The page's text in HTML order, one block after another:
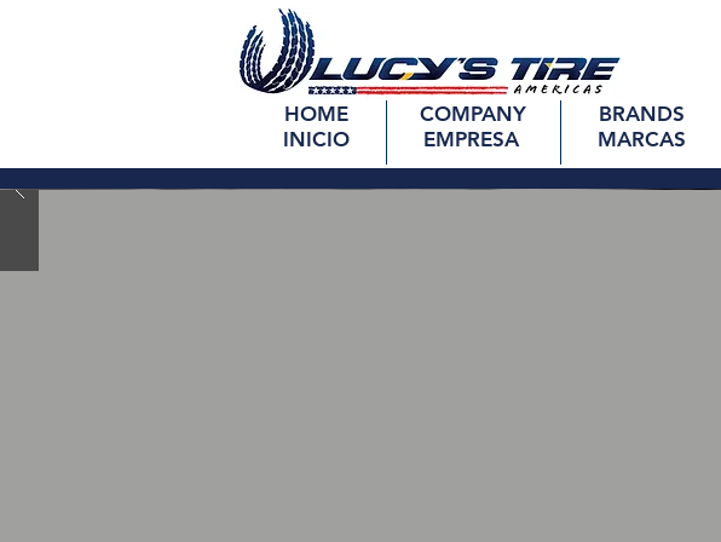
HOME COMPANY BRANDS
INICIO
EMPRESA MARCAS